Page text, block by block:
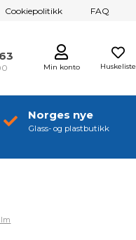
Cookiepolitikk FAQ
Huskeliste
Min konto
Norges nye
Glass- og plastbutikk